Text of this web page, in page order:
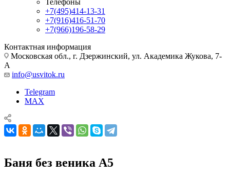
Телефоны
+7(495)414-13-31
+7(916)416-51-70
+7(966)196-58-29
Контактная информация
Московская обл., г. Дзержинский, ул. Академика Жукова, 7-
А
info@usvitok.ru
Telegram
MAX
Баня без веника А5